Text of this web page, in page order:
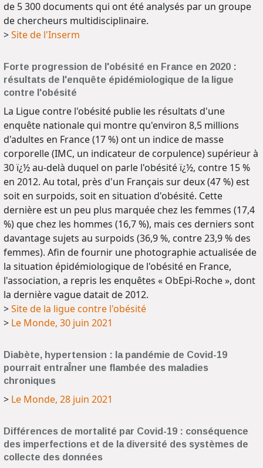
de 5 300 documents qui ont été analysés par un groupe
de chercheurs multidisciplinaire.
>Site de l'Inserm
Forte progression de l'obésité en France en 2020 :
résultats de l'enquête épidémiologique de la ligue
contre l'obésité
La Ligue contre l'obésité publie les résultats d'une
enquête nationale qui montre qu'environ 8,5 millions
d'adultes en France (17 %) ont un indice de masse
corporelle (IMC, un indicateur de corpulence) supérieur à
30 ï¿½ au-delà duquel on parle l'obésité ï¿½, contre 15 %
en 2012. Au total, près d'un Français sur deux (47 %) est
soit en surpoids, soit en situation d'obésité. Cette
dernière est un peu plus marquée chez les femmes (17,4
%) que chez les hommes (16,7 %), mais ces derniers sont
davantage sujets au surpoids (36,9 %, contre 23,9 % des
femmes). Afin de fournir une photographie actualisée de
la situation épidémiologique de l'obésité en France,
l'association, a repris les enquêtes « ObEpi-Roche », dont
la dernière vague datait de 2012.
>Site de la ligue contre l'obésité
> Le Monde, 30 juin 2021
Diabète, hypertension : la pandémie de Covid-19
pourrait entraÎner une flambée des maladies
chroniques
> Le Monde, 28 juin 2021
Différences de mortalité par Covid-19 : conséquence
des imperfections et de la diversité des systèmes de
collecte des données